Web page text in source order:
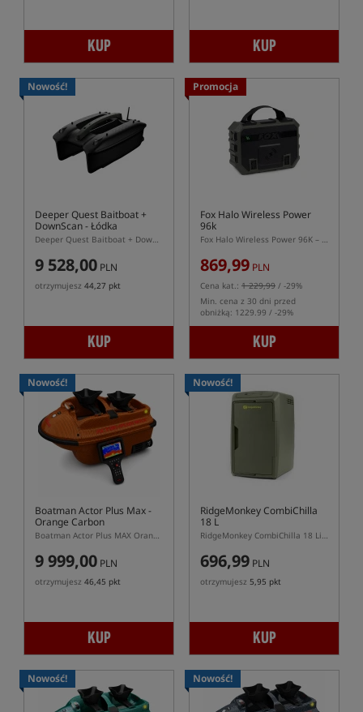
KUP KUP
Nowość!
Deeper Quest Baitboat +
DownScan- Łódka
Zanętowa
Deeper Quest Baitboat + DownScan – łódka zanętowa z sonarem CHIRP i DownScan Undervision
9 528,00 PLN
otrzymujesz 44,27 pkt
KUP
Promocja
Fox Halo Wireless Power
96k
Fox Halo Wireless Power 96K – powerbank outdoorowy 96000 mAh z ładowaniem bezprzewodowym
869,99 PLN
Cena kat.: 1 229,99 / -29%
Min. cena z 30 dni przed
obniżką: 1229.99 / -29%
KUP
Nowość!
Boatman Actor Plus Max -
Orange Carbon
Boatman Actor Plus MAX Orange Carbon – łódka zanętowa z echosondą CHIRP i GPS
9 999,00 PLN
otrzymujesz 46,45 pkt
KUP
Nowość!
RidgeMonkey CombiChilla
18 L
RidgeMonkey CombiChilla 18 Litre – przenośna lodówka 12V z funkcją chłodzenia i grzania
696,99 PLN
otrzymujesz 5,95 pkt
KUP
Nowość! Nowość!